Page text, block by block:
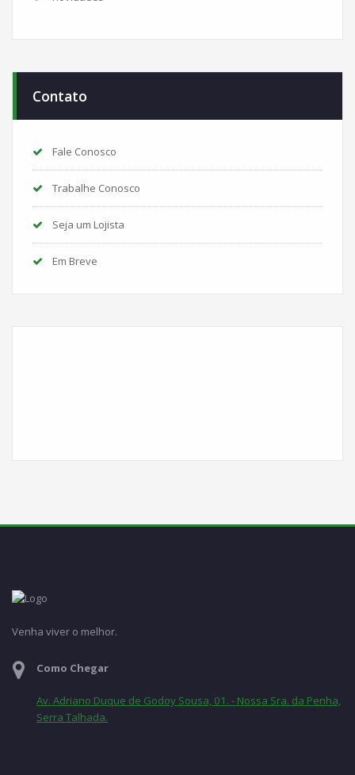
Contato
Fale Conosco
Trabalhe Conosco
Seja um Lojista
Em Breve
Venha viver o melhor.
Como Chegar
Av. Adriano Duque de Godoy Sousa, 01. - Nossa Sra. da Penha,
Serra Talhada.